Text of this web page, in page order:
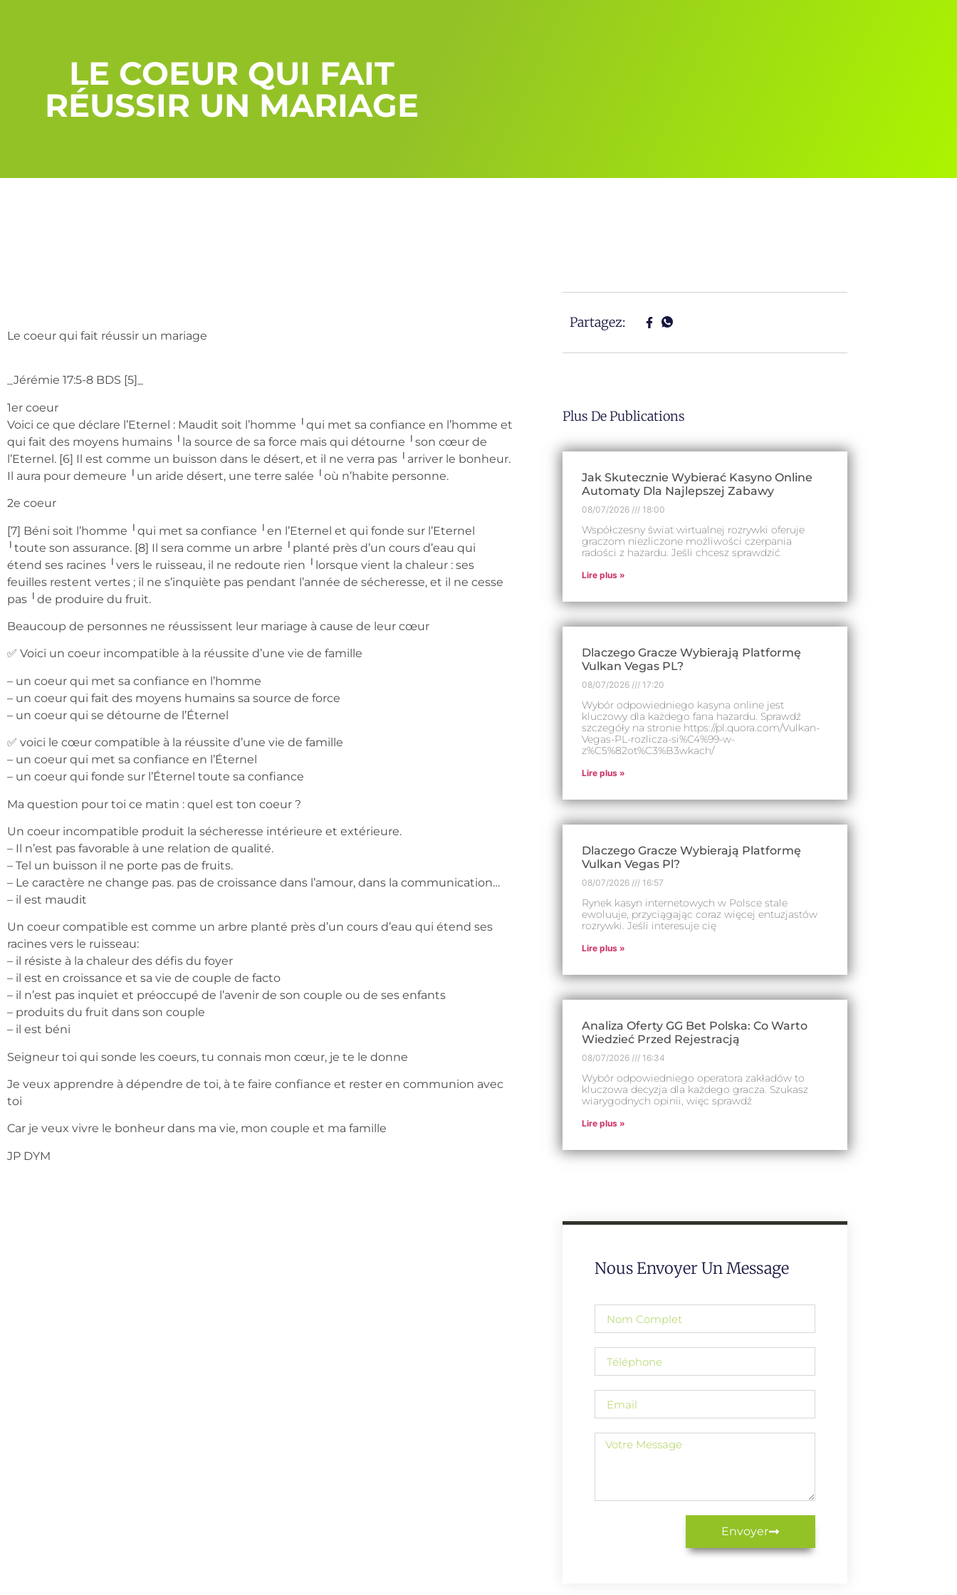
LE COEUR QUI FAIT
RÉUSSIR UN MARIAGE
Le coeur qui fait réussir un mariage
_‭Jérémie 17:5-8 BDS‬ [5]_
1er coeur
Voici ce que déclare l’Eternel : Maudit soit l’homme ╵qui met sa confiance en l’homme et
qui fait des moyens humains ╵la source de sa force mais qui détourne ╵son cœur de
l’Eternel. [6] Il est comme un buisson dans le désert, et il ne verra pas ╵arriver le bonheur.
Il aura pour demeure ╵un aride désert, une terre salée ╵où n’habite personne.
2e coeur
[7] Béni soit l’homme ╵qui met sa confiance ╵en l’Eternel et qui fonde sur l’Eternel
╵toute son assurance. [8] Il sera comme un arbre ╵planté près d’un cours d’eau qui
étend ses racines ╵vers le ruisseau, il ne redoute rien ╵lorsque vient la chaleur : ses
feuilles restent vertes ; il ne s’inquiète pas pendant l’année de sécheresse, et il ne cesse
pas ╵de produire du fruit.
Beaucoup de personnes ne réussissent leur mariage à cause de leur cœur
✅ Voici un coeur incompatible à la réussite d’une vie de famille
– un coeur qui met sa confiance en l’homme
– un coeur qui fait des moyens humains sa source de force
– un coeur qui se détourne de l’Éternel
✅ voici le cœur compatible à la réussite d’une vie de famille
– un coeur qui met sa confiance en l’Éternel
– un coeur qui fonde sur l’Éternel toute sa confiance
Ma question pour toi ce matin : quel est ton coeur ?
Un coeur incompatible produit la sécheresse intérieure et extérieure.
– Il n’est pas favorable à une relation de qualité.
– Tel un buisson il ne porte pas de fruits.
– Le caractère ne change pas. pas de croissance dans l’amour, dans la communication…
– il est maudit
Un coeur compatible est comme un arbre planté près d’un cours d’eau qui étend ses
racines vers le ruisseau:
– il résiste à la chaleur des défis du foyer
– il est en croissance et sa vie de couple de facto
– il n’est pas inquiet et préoccupé de l’avenir de son couple ou de ses enfants
– produits du fruit dans son couple
– il est béni
Seigneur toi qui sonde les coeurs, tu connais mon cœur, je te le donne
Je veux apprendre à dépendre de toi, à te faire confiance et rester en communion avec
toi
Car je veux vivre le bonheur dans ma vie, mon couple et ma famille
JP DYM
Partagez:
Plus De Publications
Jak Skutecznie Wybierać Kasyno Online
Automaty Dla Najlepszej Zabawy
08/07/2026 18:00
Współczesny świat wirtualnej rozrywki oferuje
graczom niezliczone możliwości czerpania
radości z hazardu. Jeśli chcesz sprawdzić
Lire plus »
Dlaczego Gracze Wybierają Platformę
Vulkan Vegas PL?
08/07/2026 17:20
Wybór odpowiedniego kasyna online jest
kluczowy dla każdego fana hazardu. Sprawdź
szczegóły na stronie https://pl.quora.com/Vulkan-
Vegas-PL-rozlicza-si%C4%99-w-
z%C5%82ot%C3%B3wkach/
Lire plus »
Dlaczego Gracze Wybierają Platformę
Vulkan Vegas Pl?
08/07/2026 16:57
Rynek kasyn internetowych w Polsce stale
ewoluuje, przyciągając coraz więcej entuzjastów
rozrywki. Jeśli interesuje cię
Lire plus »
Analiza Oferty GG Bet Polska: Co Warto
Wiedzieć Przed Rejestracją
08/07/2026 16:34
Wybór odpowiedniego operatora zakładów to
kluczowa decyzja dla każdego gracza. Szukasz
wiarygodnych opinii, więc sprawdź
Lire plus »
Nous Envoyer Un Message
Envoyer